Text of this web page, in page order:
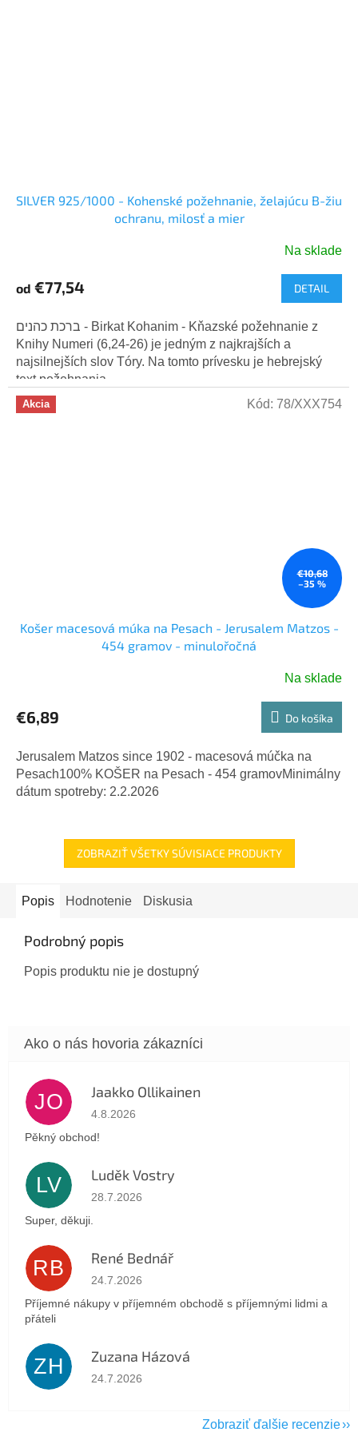
SILVER 925/1000 - Kohenské požehnanie, želajúcu B-žiu
ochranu, milosť a mier
produktu
5,0
z
5
hviezdičiek.
Na sklade
od €77,54 DETAIL
ברכת כהנים - Birkat Kohanim - Kňazské požehnanie z
Knihy Numeri (6,24-26) je jedným z najkrajších a
najsilnejších slov Tóry. Na tomto prívesku je hebrejský
text požehnania,...
Akcia
€10,68
–35 %
Košer macesová múka na Pesach - Jerusalem Matzos -
454 gramov - minulořočná
Na sklade
€6,89 Do košíka
Jerusalem Matzos since 1902 - macesová múčka na
Pesach100% KOŠER na Pesach - 454 gramovMinimálny
dátum spotreby: 2.2.2026
Kód: 78/XXX754
ZOBRAZIŤ VŠETKY SÚVISIACE PRODUKTY
Popis Hodnotenie Diskusia
Podrobný popis
Popis produktu nie je dostupný
JO Jaakko Ollikainen
Hodnotenie obchodu je 5 z 5 hviezdičiek.
4.8.2026
Pěkný obchod!
LV Luděk Vostry
Hodnotenie obchodu je 5 z 5 hviezdičiek.
28.7.2026
Super, děkuji.
RB René Bednář
Hodnotenie obchodu je 5 z 5 hviezdičiek.
24.7.2026
Příjemné nákupy v příjemném obchodě s příjemnými lidmi a
přáteli
ZH Zuzana Házová
Hodnotenie obchodu je 5 z 5 hviezdičiek.
24.7.2026
Zobraziť ďalšie recenzie